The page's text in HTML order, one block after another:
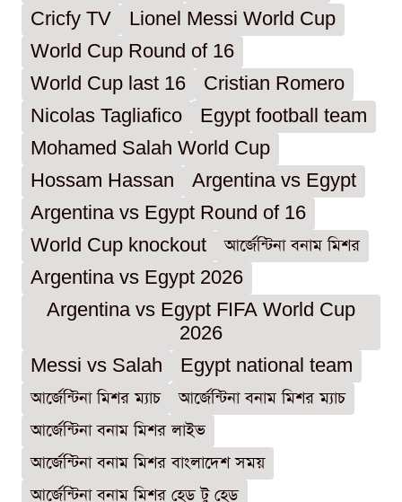
Cricfy TV
Lionel Messi World Cup
World Cup Round of 16
World Cup last 16
Cristian Romero
Nicolas Tagliafico
Egypt football team
Mohamed Salah World Cup
Hossam Hassan
Argentina vs Egypt
Argentina vs Egypt Round of 16
World Cup knockout
আর্জেন্টিনা বনাম মিশর
Argentina vs Egypt 2026
Argentina vs Egypt FIFA World Cup
2026
Messi vs Salah
Egypt national team
আর্জেন্টিনা মিশর ম্যাচ
আর্জেন্টিনা বনাম মিশর ম্যাচ
আর্জেন্টিনা বনাম মিশর লাইভ
আর্জেন্টিনা বনাম মিশর বাংলাদেশ সময়
আর্জেন্টিনা বনাম মিশর হেড টু হেড